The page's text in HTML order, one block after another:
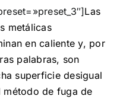
Las
metálicas
en caliente y, por
palabras, son
superficie desigual
método de fuga de